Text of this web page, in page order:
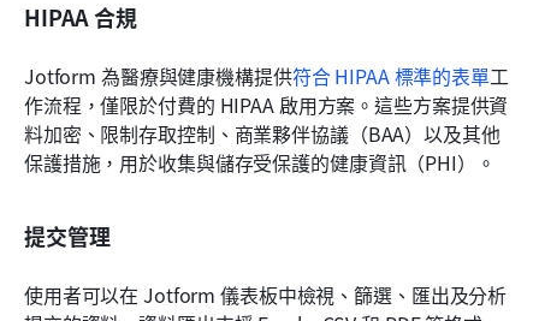
HIPAA 合規
Jotform 為醫療與健康機構提供符合 HIPAA 標準的表單工
作流程，僅限於付費的 HIPAA 啟用方案。這些方案提供資
料加密、限制存取控制、商業夥伴協議（BAA）以及其他
保護措施，用於收集與儲存受保護的健康資訊（PHI）。
提交管理
使用者可以在 Jotform 儀表板中檢視、篩選、匯出及分析